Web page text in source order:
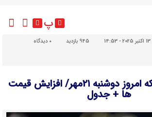
پ
13 اکتبر 2025 - 14:53 945 بازدید دیدگاه
قیمت طلا و سکه امروز دوشنبه ۲۱مهر/ افزایش قیمت
ها + جدول